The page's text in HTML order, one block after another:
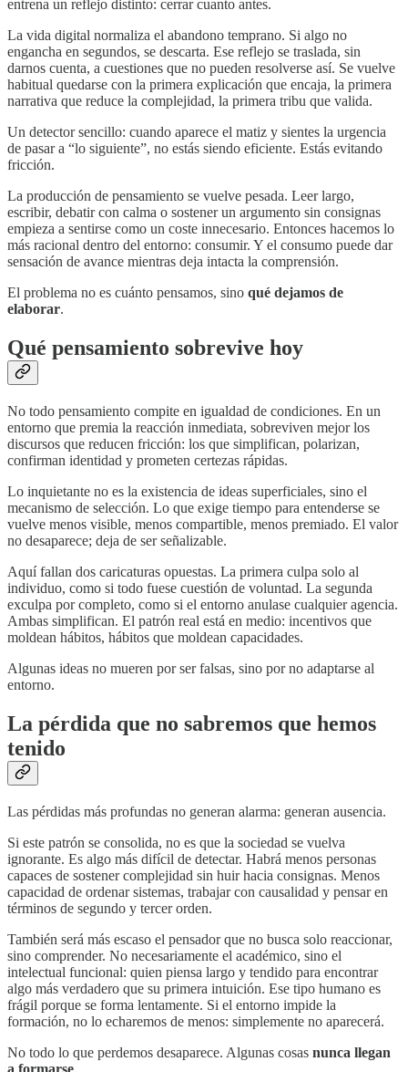
entrena un reflejo distinto: cerrar cuanto antes.
La vida digital normaliza el abandono temprano. Si algo no
engancha en segundos, se descarta. Ese reflejo se traslada, sin
darnos cuenta, a cuestiones que no pueden resolverse así. Se vuelve
habitual quedarse con la primera explicación que encaja, la primera
narrativa que reduce la complejidad, la primera tribu que valida.
Un detector sencillo: cuando aparece el matiz y sientes la urgencia
de pasar a “lo siguiente”, no estás siendo eficiente. Estás evitando
fricción.
La producción de pensamiento se vuelve pesada. Leer largo,
escribir, debatir con calma o sostener un argumento sin consignas
empieza a sentirse como un coste innecesario. Entonces hacemos lo
más racional dentro del entorno: consumir. Y el consumo puede dar
sensación de avance mientras deja intacta la comprensión.
El problema no es cuánto pensamos, sino qué dejamos de
elaborar.
Qué pensamiento sobrevive hoy
No todo pensamiento compite en igualdad de condiciones. En un
entorno que premia la reacción inmediata, sobreviven mejor los
discursos que reducen fricción: los que simplifican, polarizan,
confirman identidad y prometen certezas rápidas.
Lo inquietante no es la existencia de ideas superficiales, sino el
mecanismo de selección. Lo que exige tiempo para entenderse se
vuelve menos visible, menos compartible, menos premiado. El valor
no desaparece; deja de ser señalizable.
Aquí fallan dos caricaturas opuestas. La primera culpa solo al
individuo, como si todo fuese cuestión de voluntad. La segunda
exculpa por completo, como si el entorno anulase cualquier agencia.
Ambas simplifican. El patrón real está en medio: incentivos que
moldean hábitos, hábitos que moldean capacidades.
Algunas ideas no mueren por ser falsas, sino por no adaptarse al
entorno.
La pérdida que no sabremos que hemos
tenido
Las pérdidas más profundas no generan alarma: generan ausencia.
Si este patrón se consolida, no es que la sociedad se vuelva
ignorante. Es algo más difícil de detectar. Habrá menos personas
capaces de sostener complejidad sin huir hacia consignas. Menos
capacidad de ordenar sistemas, trabajar con causalidad y pensar en
términos de segundo y tercer orden.
También será más escaso el pensador que no busca solo reaccionar,
sino comprender. No necesariamente el académico, sino el
intelectual funcional: quien piensa largo y tendido para encontrar
algo más verdadero que su primera intuición. Ese tipo humano es
frágil porque se forma lentamente. Si el entorno impide la
formación, no lo echaremos de menos: simplemente no aparecerá.
No todo lo que perdemos desaparece. Algunas cosas nunca llegan
a formarse.